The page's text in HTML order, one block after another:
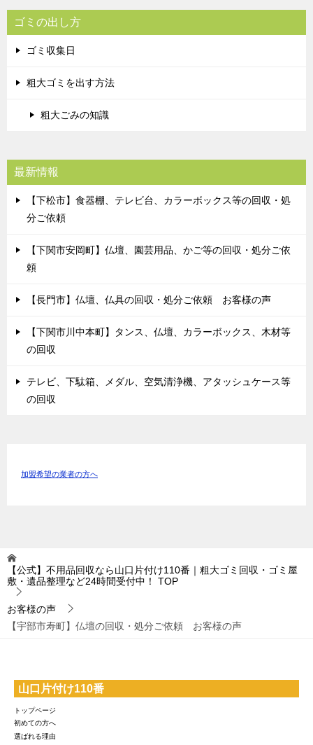
ゴミの出し方
ゴミ収集日
粗大ゴミを出す方法
粗大ごみの知識
最新情報
【下松市】食器棚、テレビ台、カラーボックス等の回収・処
分ご依頼
【下関市安岡町】仏壇、園芸用品、かご等の回収・処分ご依
頼
【長門市】仏壇、仏具の回収・処分ご依頼 お客様の声
【下関市川中本町】タンス、仏壇、カラーボックス、木材等
の回収
テレビ、下駄箱、メダル、空気清浄機、アタッシュケース等
の回収
加盟希望の業者の方へ
【公式】不用品回収なら山口片付け110番｜粗大ゴミ回収・ゴミ屋
敷・遺品整理など24時間受付中！
TOP
お客様の声
【宇部市寿町】仏壇の回収・処分ご依頼 お客様の声
山口片付け110番
トップページ
初めての方へ
選ばれる理由